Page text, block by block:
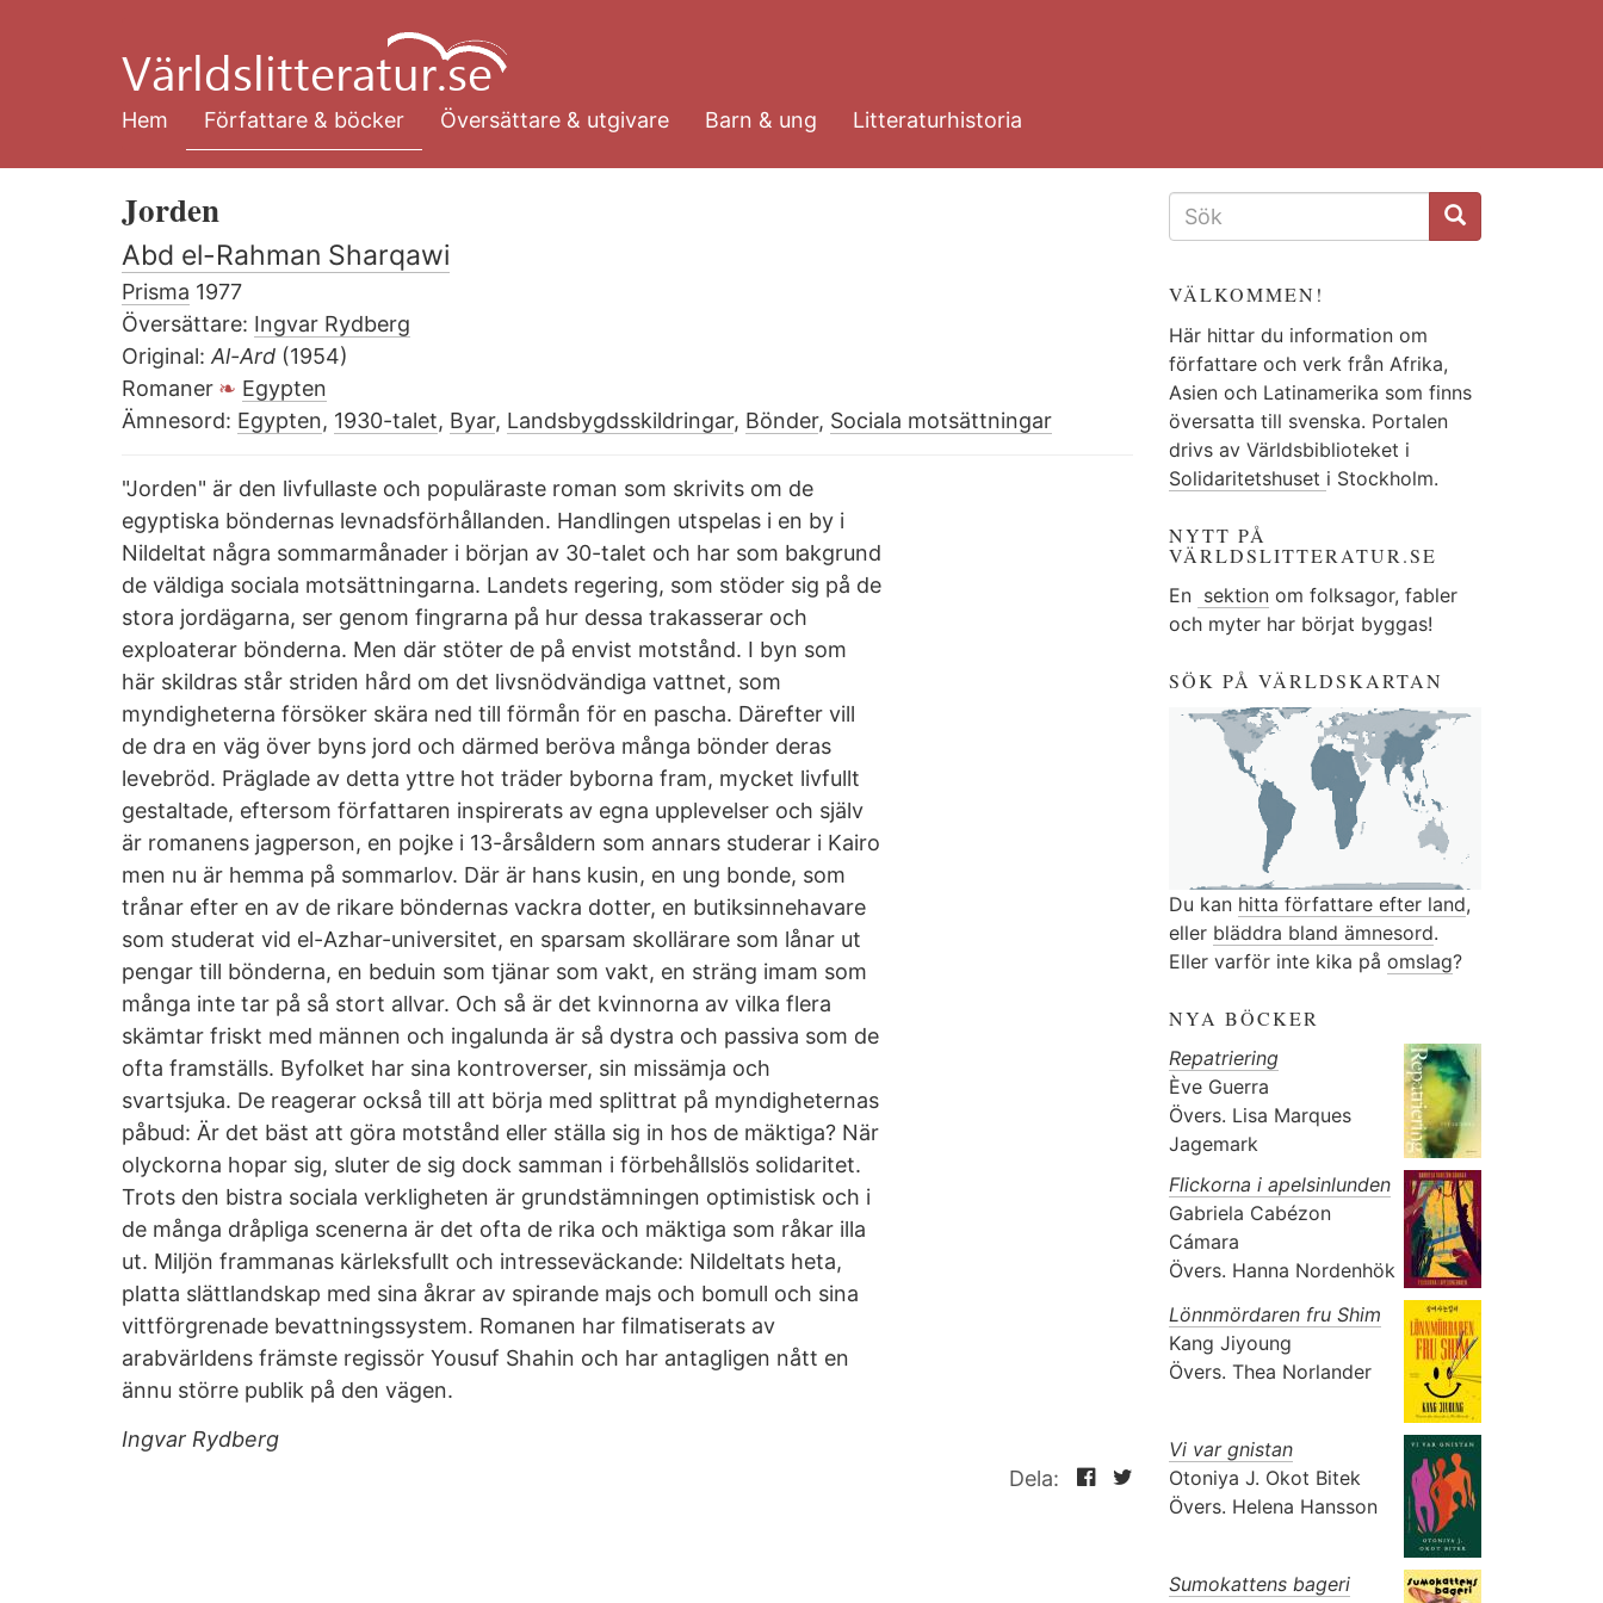
huvudinnehåll
Hem
Författare & böcker Översättare & utgivare Barn & ung Litteraturhistoria
Jorden
Abd el-Rahman Sharqawi
Prisma 1977
Översättare: Ingvar Rydberg
Original:Al-Ard (1954)
Romaner
Egypten
Ämnesord: Egypten, 1930-talet, Byar, Landsbygdsskildringar, Bönder, Sociala motsättningar
"Jorden" är den livfullaste och populäraste roman som skrivits om de
egyptiska böndernas levnadsförhållanden. Handlingen utspelas i en by i
Nildeltat några sommarmånader i början av 30-talet och har som bakgrund
de väldiga sociala motsättningarna. Landets regering, som stöder sig på de
stora jordägarna, ser genom fingrarna på hur dessa trakasserar och
exploaterar bönderna. Men där stöter de på envist motstånd. I byn som
här skildras står striden hård om det livsnödvändiga vattnet, som
myndigheterna försöker skära ned till förmån för en pascha. Därefter vill
de dra en väg över byns jord och därmed beröva många bönder deras
levebröd. Präglade av detta yttre hot träder byborna fram, mycket livfullt
gestaltade, eftersom författaren inspirerats av egna upplevelser och själv
är romanens jagperson, en pojke i 13-årsåldern som annars studerar i Kairo
men nu är hemma på sommarlov. Där är hans kusin, en ung bonde, som
trånar efter en av de rikare böndernas vackra dotter, en butiksinnehavare
som studerat vid el-Azhar-universitet, en sparsam skollärare som lånar ut
pengar till bönderna, en beduin som tjänar som vakt, en sträng imam som
många inte tar på så stort allvar. Och så är det kvinnorna av vilka flera
skämtar friskt med männen och ingalunda är så dystra och passiva som de
ofta framställs. Byfolket har sina kontroverser, sin missämja och
svartsjuka. De reagerar också till att börja med splittrat på myndigheternas
påbud: Är det bäst att göra motstånd eller ställa sig in hos de mäktiga? När
olyckorna hopar sig, sluter de sig dock samman i förbehållslös solidaritet.
Trots den bistra sociala verkligheten är grundstämningen optimistisk och i
de många dråpliga scenerna är det ofta de rika och mäktiga som råkar illa
ut. Miljön frammanas kärleksfullt och intresseväckande: Nildeltats heta,
platta slättlandskap med sina åkrar av spirande majs och bomull och sina
vittförgrenade bevattningssystem. Romanen har filmatiserats av
arabvärldens främste regissör Yousuf Shahin och har antagligen nått en
ännu större publik på den vägen.
Ingvar Rydberg
Dela:
SÖKFORMULÄR
VÄLKOMMEN!
Här hittar du information om
författare och verk från Afrika,
Asien och Latinamerika som finns
översatta till svenska. Portalen
drivs av Världsbiblioteket i
Solidaritetshuset i Stockholm.
NYTT PÅ
VÄRLDSLITTERATUR.SE
En sektionom folksagor, fabler
och myter har börjat byggas!
SÖK PÅ VÄRLDSKARTAN
Du kan hitta författare efter land,
eller bläddra bland ämnesord.
Eller varför inte kika på omslag?
NYA BÖCKER
Repatriering
Ève Guerra
Övers. Lisa Marques
Jagemark
Flickorna i apelsinlunden
Gabriela Cabézon
Cámara
Övers. Hanna Nordenhök
Lönnmördaren fru Shim
Kang Jiyoung
Övers. Thea Norlander
Vi var gnistan
Otoniya J. Okot Bitek
Övers. Helena Hansson
Sumokattens bageri